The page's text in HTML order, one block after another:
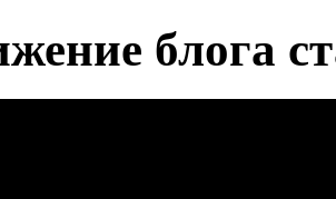
блога